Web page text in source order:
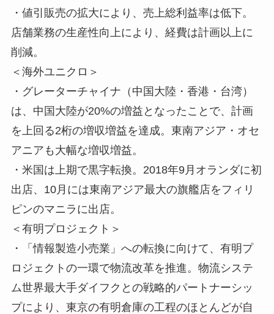
・値引販売の拡大により、売上総利益率は低下。
店舗業務の生産性向上により、経費は計画以上に
削減。
＜海外ユニクロ＞
・グレーターチャイナ（中国大陸・香港・台湾）
は、中国大陸が20%の増益となったことで、計画
を上回る2桁の増収増益を達成。東南アジア・オセ
アニアも大幅な増収増益。
・米国は上期で黒字転換。2018年9月オランダに初
出店、10月には東南アジア最大の旗艦店をフィリ
ピンのマニラに出店。
＜有明プロジェクト＞
・「情報製造小売業」への転換に向けて、有明プ
ロジェクトの一環で物流改革を推進。物流システ
ム世界最大手ダイフクとの戦略的パートナーシッ
プにより、東京の有明倉庫の工程のほとんどが自